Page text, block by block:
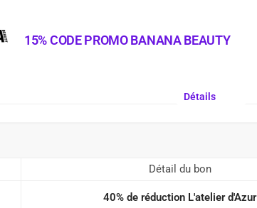
15% CODE PROMO BANANA BEAUTY
Détails
Détail du bon
40% de réduction L'atelier d'Azur